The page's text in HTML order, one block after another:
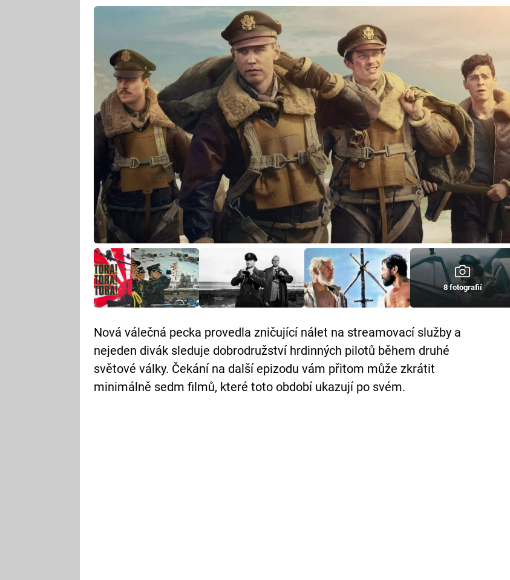
8 fotografií
Nová válečná pecka provedla zničující nálet na streamovací služby a
nejeden divák sleduje dobrodružství hrdinných pilotů během druhé
světové války. Čekání na další epizodu vám přitom může zkrátit
minimálně sedm filmů, které toto období ukazují po svém.